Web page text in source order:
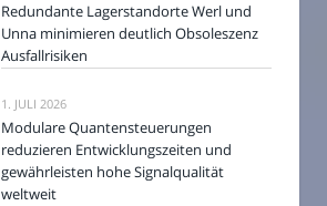
Redundante Lagerstandorte Werl und
Unna minimieren deutlich Obsoleszenz
Ausfallrisiken
1. JULI 2026
Modulare Quantensteuerungen
reduzieren Entwicklungszeiten und
gewährleisten hohe Signalqualität
weltweit